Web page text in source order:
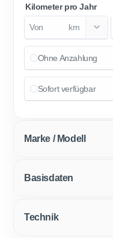
Kilometer pro Jahr
km
Ohne Anzahlung
Sofort verfügbar
Marke / Modell
Basisdaten
Technik